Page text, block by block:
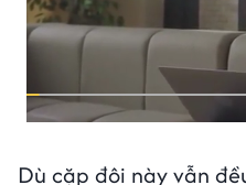
Dù cặp đôi này vẫn